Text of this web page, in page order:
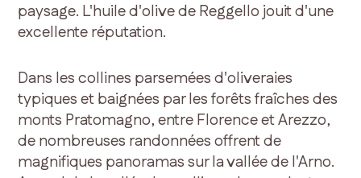
paysage. L'huile d'olive de Reggello jouit d'une
excellente réputation.
Dans les collines parsemées d'oliveraies
typiques et baignées par les forêts fraîches des
monts Pratomagno, entre Florence et Arezzo,
de nombreuses randonnées offrent de
magnifiques panoramas sur la vallée de l'Arno.